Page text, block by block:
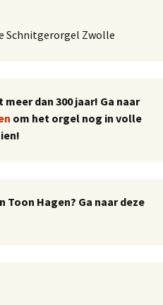
Schnitgerorgel Zwolle
dan 300 jaar! Ga naar
om het orgel nog in volle
Hagen? Ga naar deze